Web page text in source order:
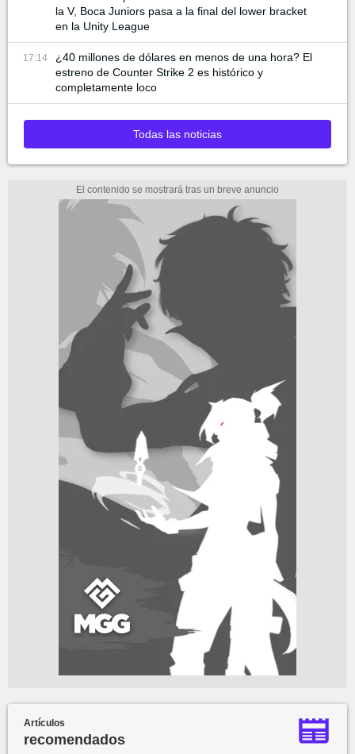
la V, Boca Juniors pasa a la final del lower bracket
en la Unity League
17:14
¿40 millones de dólares en menos de una hora? El
estreno de Counter Strike 2 es histórico y
completamente loco
Todas las noticias
Artículos
recomendados